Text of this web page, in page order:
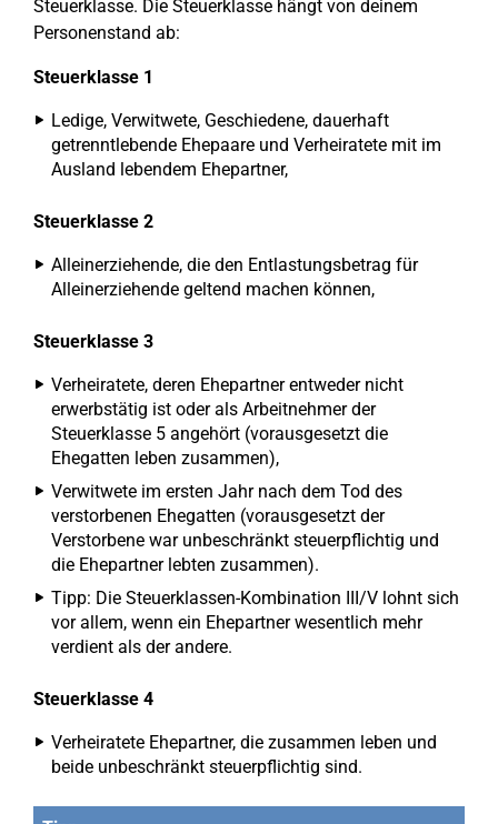
Steuerklasse. Die Steuerklasse hängt von deinem
Personenstand ab:
Steuerklasse 1
Ledige, Verwitwete, Geschiedene, dauerhaft
getrenntlebende Ehepaare und Verheiratete mit im
Ausland lebendem Ehepartner,
Steuerklasse 2
Alleinerziehende, die den Entlastungsbetrag für
Alleinerziehende geltend machen können,
Steuerklasse 3
Verheiratete, deren Ehepartner entweder nicht
erwerbstätig ist oder als Arbeitnehmer der
Steuerklasse 5 angehört (vorausgesetzt die
Ehegatten leben zusammen),
Verwitwete im ersten Jahr nach dem Tod des
verstorbenen Ehegatten (vorausgesetzt der
Verstorbene war unbeschränkt steuerpflichtig und
die Ehepartner lebten zusammen).
Tipp: Die Steuerklassen-Kombination III/V lohnt sich
vor allem, wenn ein Ehepartner wesentlich mehr
verdient als der andere.
Steuerklasse 4
Verheiratete Ehepartner, die zusammen leben und
beide unbeschränkt steuerpflichtig sind.